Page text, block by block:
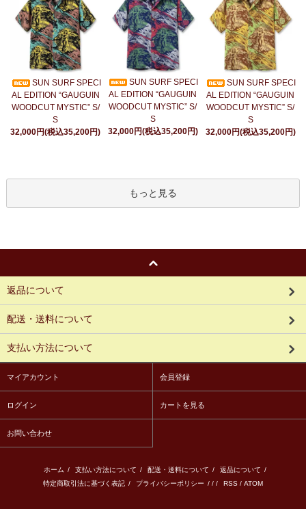
SUN SURF SPECI
AL EDITION “GAUGUIN
WOODCUT MYSTIC” S/
S
32,000円(税込35,200円)
SUN SURF SPECI
AL EDITION “GAUGUIN
WOODCUT MYSTIC” S/
S
32,000円(税込35,200円)
SUN SURF SPECI
AL EDITION “GAUGUIN
WOODCUT MYSTIC” S/
S
32,000円(税込35,200円)
もっと見る
返品について
配送・送料について
支払い方法について
マイアカウント 会員登録
ログイン カートを見る
お問い合わせ
ホーム / 支払い方法について / 配送・送料について / 返品について /
特定商取引法に基づく表記 / プライバシーポリシー / / / RSS / ATOM